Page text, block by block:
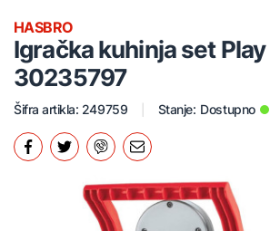
Igračka kuhinja set
30235797
HASBRO
Šifra artikla: 249759 Stanje: Dostupno